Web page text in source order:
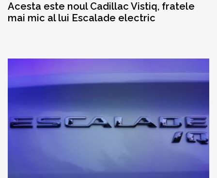
Acesta este noul Cadillac Vistiq, fratele
mai mic al lui Escalade electric